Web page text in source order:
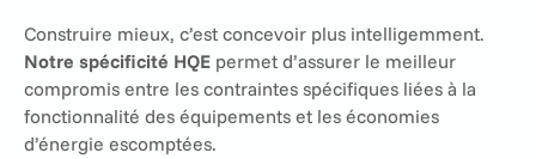
Construire mieux, c’est concevoir plus intelligemment.
Notre spécificité HQEpermet d’assurer le meilleur
compromis entre les contraintes spécifiques liées à la
fonctionnalité des équipements et les économies
d’énergie escomptées.